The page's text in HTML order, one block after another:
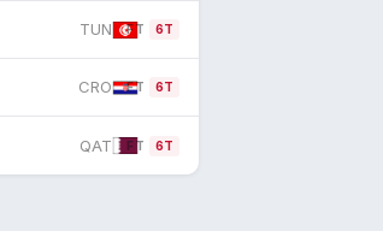
TUN FT 6T
CRO FT 6T
QAT FT 6T